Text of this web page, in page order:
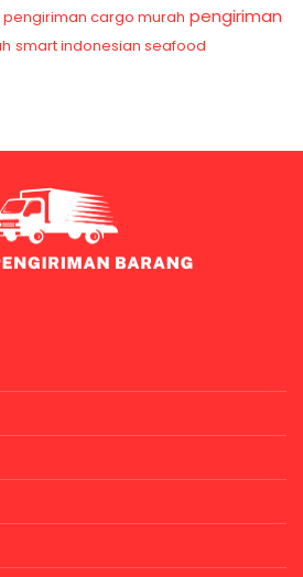
pengiriman cargo murah pengiriman
smart indonesian seafood